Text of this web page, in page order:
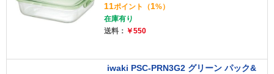
11ポイント （1%）
在庫有り
送料： ￥550
iwaki PSC-PRN3G2 グリーン パック&